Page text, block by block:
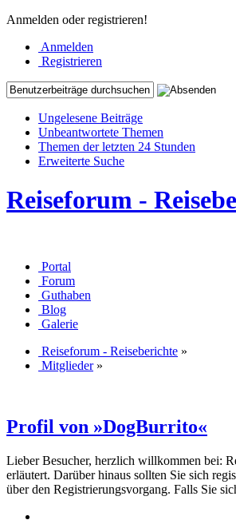
Anmelden oder registrieren!
Anmelden
Registrieren
Ungelesene Beiträge
Unbeantwortete Themen
Themen der letzten 24 Stunden
Erweiterte Suche
Reiseforum -
Portal
Forum
Guthaben
Blog
Galerie
Reiseforum - Reiseberichte »
Mitglieder»
Profil von »DogBurrito«
Lieber Besucher, herzlich willkommen bei:
erläutert. Darüber hinaus sollten Sie sich
über den Registrierungsvorgang. Falls Sie